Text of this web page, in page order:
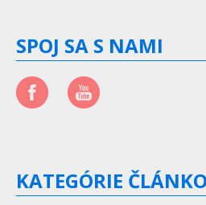
SPOJ SA S NAMI
KATEGÓRIE